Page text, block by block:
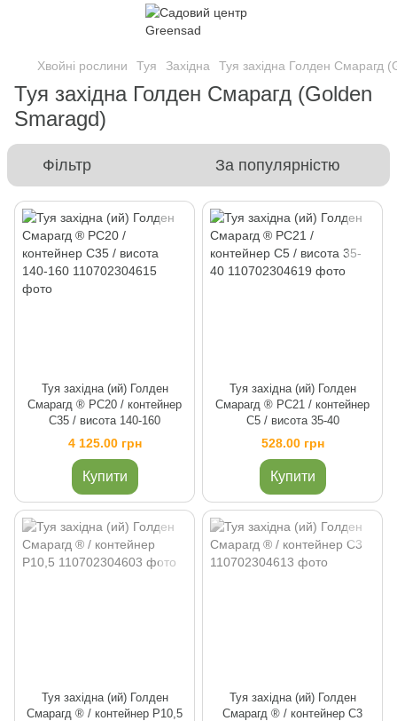
Хвойні рослини Туя Західна Туя західна Голден Смарагд
Туя західна Голден Смарагд (Golden
Smaragd)
Фільтр За популярністю
Туя західна (ий) Голден
Смарагд ® PC20 / контейнер
C35 / висота 140-160
4 125.00 грн
Купити
Туя західна (ий) Голден
Смарагд ® PC21 / контейнер
C5 / висота 35-40
528.00 грн
Купити
Туя західна (ий) Голден
Смарагд ® / контейнер P10,5
Туя західна (ий) Голден
Смарагд ® / контейнер C3